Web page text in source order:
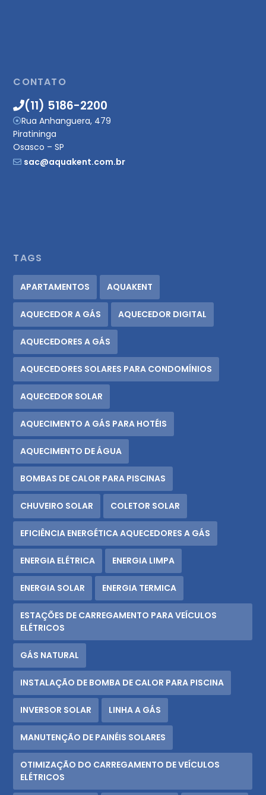
CONTATO
(11) 5186-2200
Rua Anhanguera, 479
Piratininga
Osasco – SP
sac@aquakent.com.br
TAGS
APARTAMENTOS AQUAKENT
AQUECEDOR A GÁS AQUECEDOR DIGITAL
AQUECEDORES A GÁS
AQUECEDORES SOLARES PARA CONDOMÍNIOS
AQUECEDOR SOLAR
AQUECIMENTO A GÁS PARA HOTÉIS
AQUECIMENTO DE ÁGUA
BOMBAS DE CALOR PARA PISCINAS
CHUVEIRO SOLAR COLETOR SOLAR
EFICIÊNCIA ENERGÉTICA AQUECEDORES A GÁS
ENERGIA ELÉTRICA ENERGIA LIMPA
ENERGIA SOLAR ENERGIA TERMICA
ESTAÇÕES DE CARREGAMENTO PARA VEÍCULOS
ELÉTRICOS
GÁS NATURAL
INSTALAÇÃO DE BOMBA DE CALOR PARA PISCINA
INVERSOR SOLAR LINHA A GÁS
MANUTENÇÃO DE PAINÉIS SOLARES
OTIMIZAÇÃO DO CARREGAMENTO DE VEÍCULOS
ELÉTRICOS